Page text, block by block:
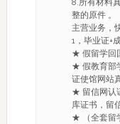
8.所有材料
整的原件 。
主营业务，
1，毕业证+
★ 假留学回
★ 假教育部
证使馆网站
★ 留信网认
库证书，留
★ （全套留